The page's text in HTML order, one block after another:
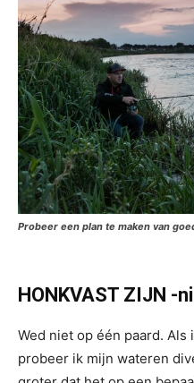
Probeer een plan te maken van
HONKVAST ZIJN -
Wed niet op één paard.
probeer ik mijn wateren